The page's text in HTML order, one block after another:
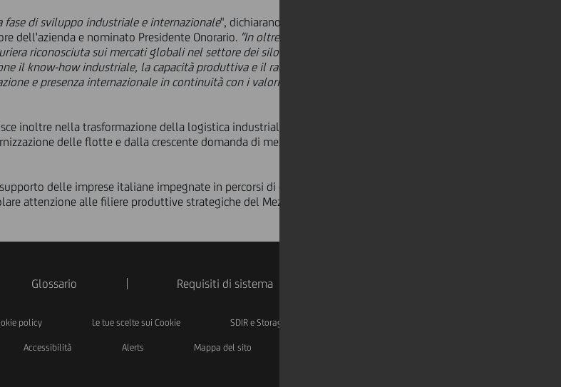
fase di sviluppo industriale e internazionale", dichiarano
dell'azienda e nominato Presidente Onorario. "In oltre venticinque anni O.ME.P.S. è
riconosciuta sui mercati globali nel settore dei silotrailer. L'obiettivo è ora
il know-how industriale, la capacità produttiva e il radicamento territoriale,
e presenza internazionale in continuità con i valori che ne hanno
inoltre nella trasformazione della logistica industriale europea, trainata
delle flotte e dalla crescente domanda di mezzi ad alte prestazioni nei
delle imprese italiane impegnate in percorsi di crescita dimensionale,
attenzione alle filiere produttive strategiche del Mezzogiorno.
Glossario Requisiti di sistema
policy Le tue scelte sui Cookie SDIR e Storage
Accessibilità Alerts Mappa del sito